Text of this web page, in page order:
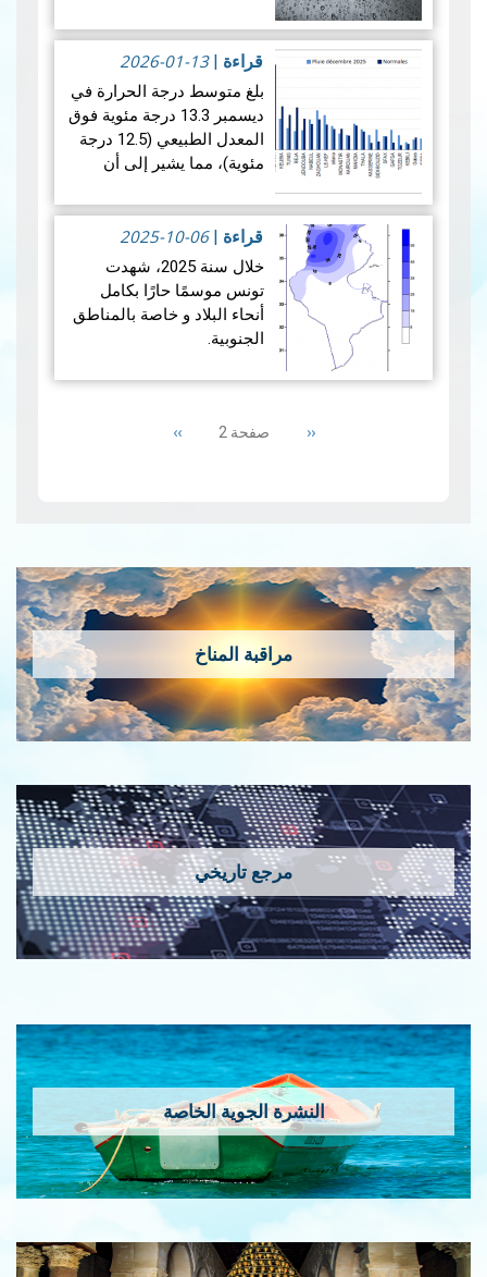
شهادة في الحالة الجوية
القصوى (CERTIFICAT
D’INTEMPÉRIE)، قصد
الاستظهار بها لدى شركات
ال…
قراءة المزيد
قراءة |
2026-01-13
بلغ متوسط ​​درجة الحرارة في
ديسمبر 13.3 درجة مئوية فوق
المعدل الطبيعي (12.5 درجة
مئوية)، مما يشير إلى أن
المتوسط. ويكشف تحليل
بيانات هطول الأمطار لشه…
قراءة المزيد
قراءة |
2025-10-06
خلال سنة 2025، شهدت
تونس موسمًا حارًا بكامل
أنحاء البلاد و خاصة بالمناطق
الجنوبية.
هذا و قد بلغت معدلات
أعلى من المعدلات العادية بـPrevious
‹‹ صفحة 2 Next
››
مراقبة المناخ
مرجع تاريخي
النشرة الجوية الخاصة